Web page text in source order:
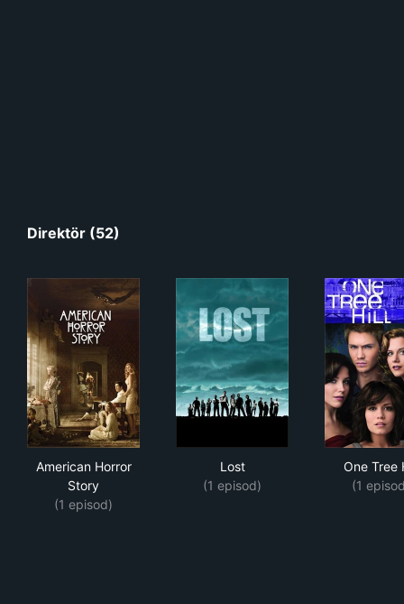
Direktör (52)
American Horror
Story
(1 episod)
Lost
(1 episod)
One Tree
(1